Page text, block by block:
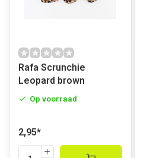
Rafa Scrunchie
Leopard brown
Op voorraad
2,95*